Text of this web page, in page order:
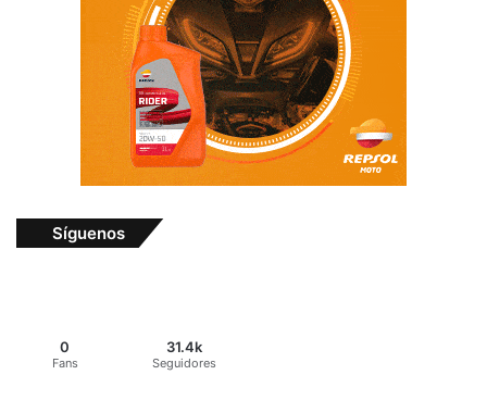
Síguenos
0
Fans
31.4k
Seguidores